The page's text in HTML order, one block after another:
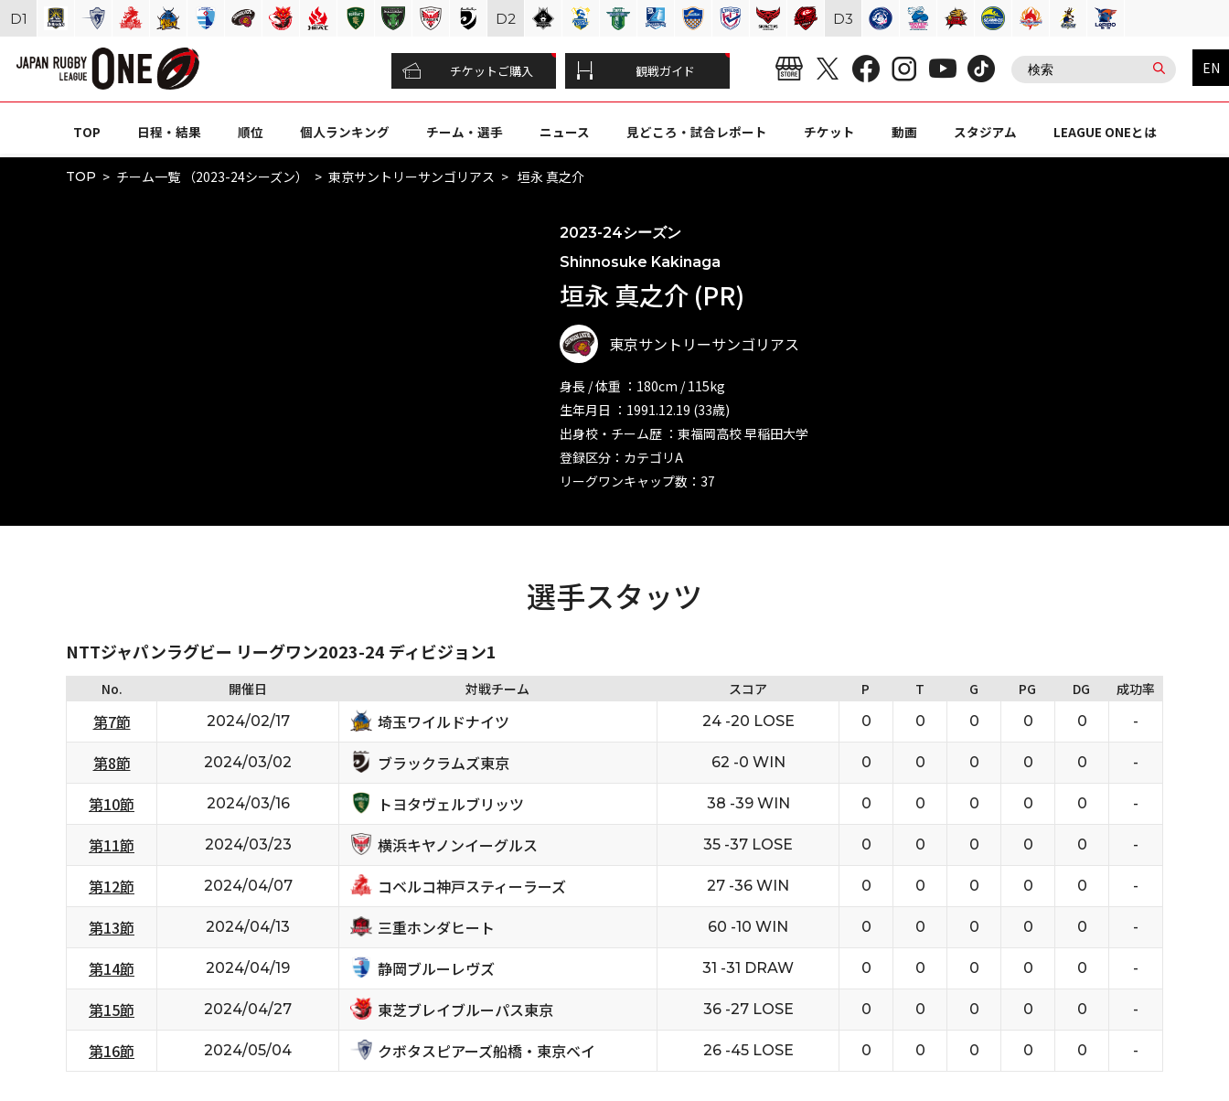
チケットご購入 観戦ガイド EN
TOP 日程・結果 順位 個人ランキング チーム・選手 ニュース 見どころ・試合レポート チケット 動画 スタジアム LEAGUE ONEとは
TOP チーム一覧 （2023-24シーズン） 東京サントリーサンゴリアス 垣永 真之介
2023-24シーズン
Shinnosuke Kakinaga
垣永 真之介 (PR)
東京サントリーサンゴリアス
身長 / 体重 ：180cm / 115kg
生年月日 ：1991.12.19 (33歳)
出身校・チーム歴 ：東福岡高校 早稲田大学
登録区分：カテゴリA
リーグワンキャップ数：37
選手スタッツ
NTTジャパンラグビー リーグワン2023-24 ディビジョン1
No. 開催日 対戦チーム スコア P T G PG DG 成功率
第7節 2024/02/17 埼玉ワイルドナイツ 24 -20 LOSE 0 0 0 0 0 -
第8節 2024/03/02 ブラックラムズ東京 62 -0 WIN 0 0 0 0 0 -
第10節 2024/03/16 トヨタヴェルブリッツ 38 -39 WIN 0 0 0 0 0 -
第11節 2024/03/23 横浜キヤノンイーグルス 35 -37 LOSE 0 0 0 0 0 -
第12節 2024/04/07 コベルコ神戸スティーラーズ 27 -36 WIN 0 0 0 0 0 -
第13節 2024/04/13 三重ホンダヒート 60 -10 WIN 0 0 0 0 0 -
第14節 2024/04/19 静岡ブルーレヴズ 31 -31 DRAW 0 0 0 0 0 -
第15節 2024/04/27 東芝ブレイブルーパス東京 36 -27 LOSE 0 0 0 0 0 -
第16節 2024/05/04 クボタスピアーズ船橋・東京ベイ 26 -45 LOSE 0 0 0 0 0 -
D1 D2 D3